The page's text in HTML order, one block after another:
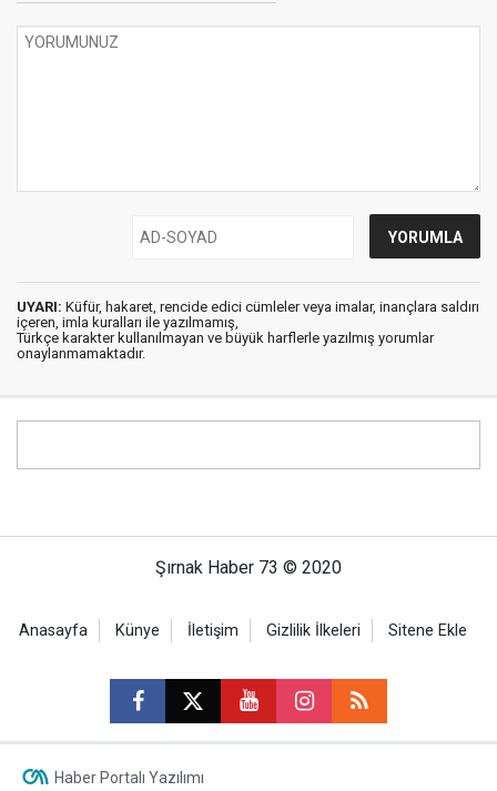
UYARI: Küfür, hakaret, rencide edici cümleler veya imalar, inançlara saldırı
içeren, imla kuralları ile yazılmamış,
Türkçe karakter kullanılmayan ve büyük harflerle yazılmış yorumlar
onaylanmamaktadır.
Şırnak Haber 73 © 2020
Anasayfa Künye İletişim Gizlilik İlkeleri Sitene Ekle
Haber Portalı Yazılımı